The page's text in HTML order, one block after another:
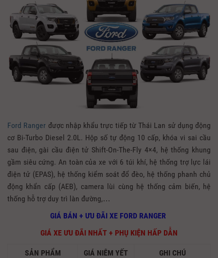
Ford Ranger được nhập khẩu trực tiếp từ Thái Lan sử dụng động
cơ Bi-Turbo Diesel 2.0L. Hộp số tự động 10 cấp, khóa vi sai cầu
sau điện, gài cầu điện tử Shift-On-The-Fly 4×4, hệ thống khung
gầm siêu cứng. An toàn của xe với 6 túi khí, hệ thống trợ lực lái
điện tử (EPAS), hệ thống kiểm soát đổ đèo, hệ thống phanh chủ
động khẩn cấp (AEB), camera lùi cùng hệ thống cảm biến, hệ
thống hỗ trợ duy trì làn đường,…
GIÁ BÁN + ƯU ĐÃI XE FORD RANGER
GIÁ XE ƯU ĐÃI NHẤT + PHỤ KIỆN HẤP DẪN
SẢN PHẨM GIÁ NIÊM YẾT
GHI CHÚ